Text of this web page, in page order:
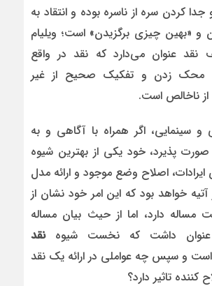
کردن سره از ناسره بوده و انتقاد به
و «بهین چیزی برگزیدن» است؛ ویلیام
نقد عنوان می‌دارد که نقد در واقع
محک زدن و تفکیک صحیح از غیر
ناخالص است.
و سینمایی، اگر همراه با آگاهی و به
پذیرد، خود یکی از بهترین شیوه
اصلاح وضع موجود و ارائه مدل
خواهد بود که این امر خود نشان از
دارد، اما از حیث بیان مساله
عنوان داشت که نخست شیوهنقد
و سپس چه عواملی در ارائه یک نقد
تاثیر دارد؟